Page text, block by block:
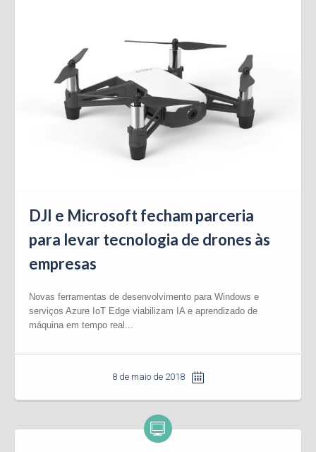
DJI e Microsoft fecham parceria
para levar tecnologia de drones às
empresas
Novas ferramentas de desenvolvimento para Windows e
serviços Azure IoT Edge viabilizam IA e aprendizado de
máquina em tempo real...
8 de maio de 2018